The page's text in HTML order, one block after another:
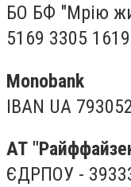
БО БФ "Мрію
5169 3305
Monobank
IBAN UA
АТ
ЄДРПОУ -